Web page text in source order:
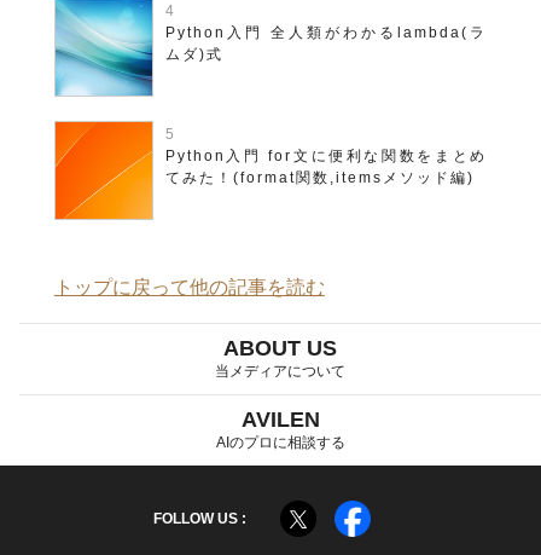
Python入門 全人類がわかるlambda(ラ
ムダ)式
Python入門 for文に便利な関数をまとめ
てみた！(format関数,itemsメソッド編)
トップに戻って他の記事を読む
ABOUT US
当メディアについて
AVILEN
AIのプロに相談する
FOLLOW US :